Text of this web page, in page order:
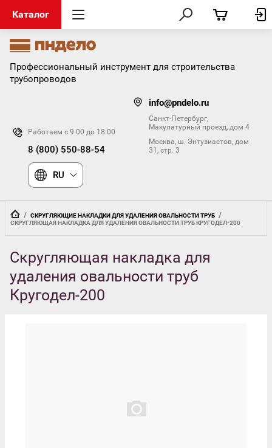
Каталог
Профессиональный инструмент для строительства
трубопроводов
Работаем с 9:00 до 18:00
8 (800) 550-88-54
info@pndelo.ru
Санкт-Петербург,
Макулатурный проезд, дом 4
Москва, ш. Энтузиастов, дом
31, стр. 3
RU
  /
СКРУГЛЯЮЩИЕ НАКЛАДКИ ДЛЯ УДАЛЕНИЯ ОВАЛЬНОСТИ ТРУБ
СКРУГЛЯЮЩАЯ НАКЛАДКА ДЛЯ УДАЛЕНИЯ ОВАЛЬНОСТИ ТРУБ КРУГОДЕЛ-200
Скругляющая накладка для
удаления овальности труб
Кругодел-200